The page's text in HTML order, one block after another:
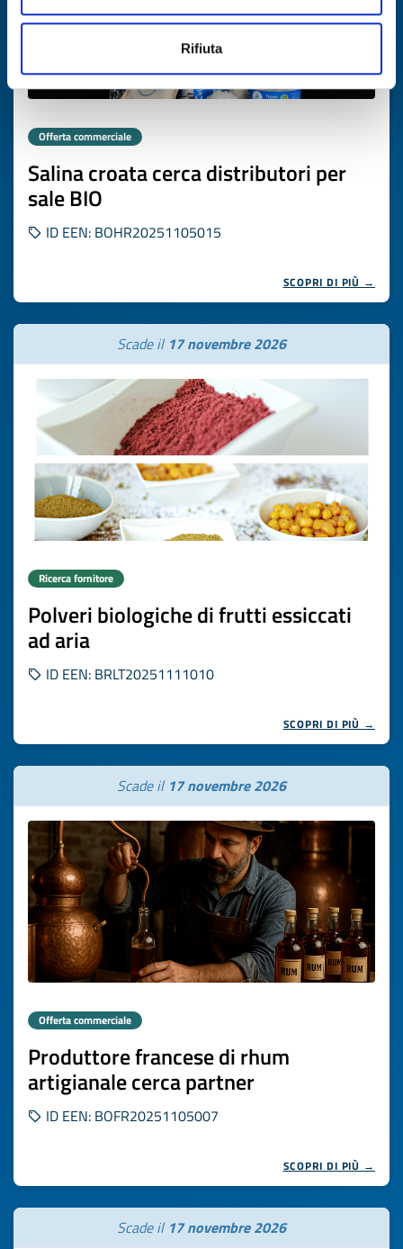
Rifiuta
Offerta commerciale
Salina croata cerca distributori per
sale BIO
ID EEN: BOHR20251105015
SCOPRI DI PIÙ →
Scade il 17 novembre 2026
Ricerca fornitore
Polveri biologiche di frutti essiccati
ad aria
ID EEN: BRLT20251111010
SCOPRI DI PIÙ →
Scade il 17 novembre 2026
Offerta commerciale
Produttore francese di rhum
artigianale cerca partner
ID EEN: BOFR20251105007
SCOPRI DI PIÙ →
Scade il 17 novembre 2026